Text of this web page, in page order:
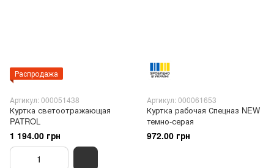
Распродажа
Артикул: 000051438
Куртка светоотражающая
PATROL
1 194.00 грн
Артикул: 000061653
Куртка рабочая Спецназ NEW
темно-серая
972.00 грн